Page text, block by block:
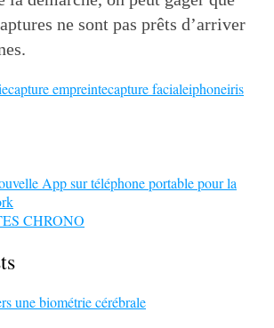
ne sont pas prêts d’arriver
capture empreintecapture facialeiphoneiris
App sur téléphone portable pour la
CHRONO